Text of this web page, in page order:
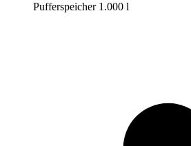
Pufferspeicher 1.000 l